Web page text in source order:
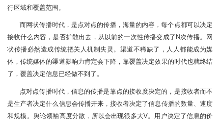
行区域和覆盖范围。
而网状传播时代，是点对点的传播，海量的内容，每个点都可以决定
接收什么内容，是否扩散出去，从以前的一次性传播变成了N次传播。网
状传播必然造成传统把关人机制失灵。渠道不稀缺了，人人都能成为媒
体，传统媒体的渠道影响力肯定会下降，靠覆盖决定效果的时代也就终结
了，覆盖决定信息已经做不到了。
点对点传播时代，信息的传播是靠点的接收度决定的，是接收者而不
是生产者决定什么信息会传播开来，接收者决定了信息传播的数量、速度
和规模。舆论领袖高度分散，所以会出现很多大V。用户决定了信息的价